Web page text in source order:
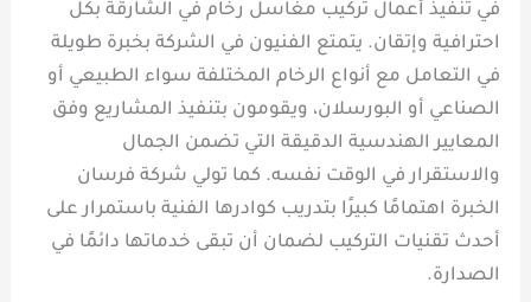
في تنفيذ أعمال تركيب مغاسل رخام في الشارقة بكل
احترافية وإتقان. يتمتع الفنيون في الشركة بخبرة طويلة
في التعامل مع أنواع الرخام المختلفة سواء الطبيعي أو
الصناعي أو البورسلان، ويقومون بتنفيذ المشاريع وفق
المعايير الهندسية الدقيقة التي تضمن الجمال
والاستقرار في الوقت نفسه. كما تولي شركة فرسان
الخبرة اهتمامًا كبيرًا بتدريب كوادرها الفنية باستمرار على
أحدث تقنيات التركيب لضمان أن تبقى خدماتها دائمًا في
الصدارة.